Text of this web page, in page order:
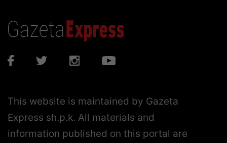
This website is maintained by Gazeta
Express sh.p.k. All materials and
information published on this portal are